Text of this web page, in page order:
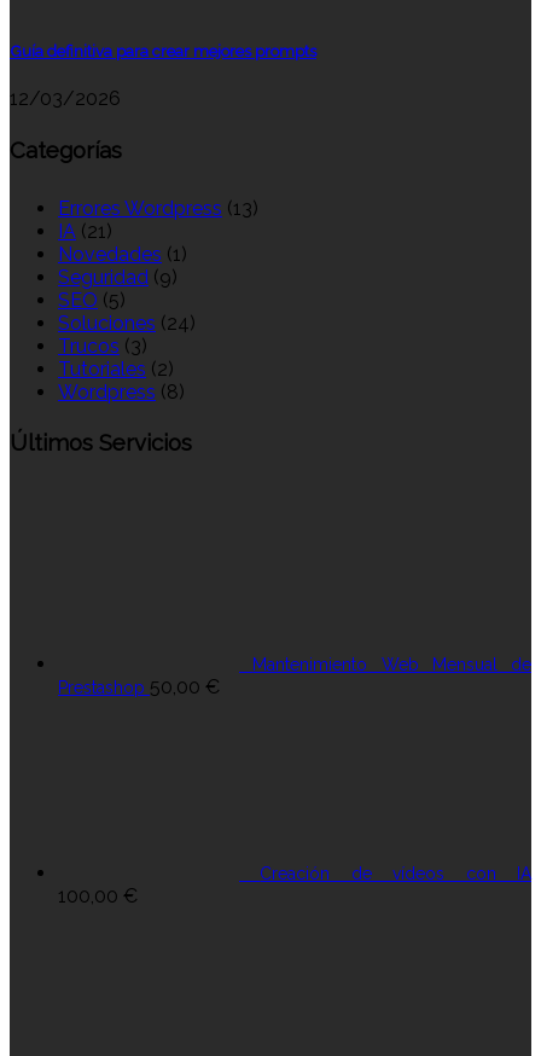
Guía definitiva para crear mejores prompts
12/03/2026
Categorías
Errores Wordpress (13)
IA (21)
Novedades (1)
Seguridad (9)
SEO (5)
Soluciones (24)
Trucos (3)
Tutoriales (2)
Wordpress (8)
Últimos Servicios
Mantenimiento Web Mensual de
Prestashop 50,00 €
Creación de vídeos con IA
100,00 €